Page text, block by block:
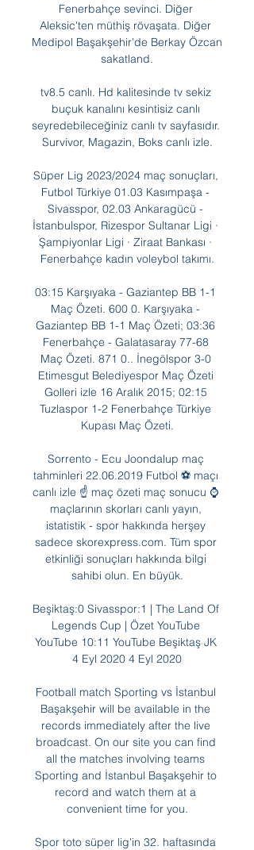
Fenerbahçe sevinci. Diğer
Aleksic'ten müthiş rövaşata. Diğer
Medipol Başakşehir'de Berkay Özcan
sakatland.
tv8.5 canlı. Hd kalitesinde tv sekiz
buçuk kanalını kesintisiz canlı
seyredebileceğiniz canlı tv sayfasıdır.
Survivor, Magazin, Boks canlı izle.
Süper Lig 2023/2024 maç sonuçları,
Futbol Türkiye 01.03 Kasımpaşa -
Sivasspor, 02.03 Ankaragücü -
İstanbulspor, Rizespor Sultanar Ligi ·
Şampiyonlar Ligi · Ziraat Bankası ·
Fenerbahçe kadın voleybol takımı.
03:15 Karşıyaka - Gaziantep BB 1-1
Maç Özeti. 600 0. Karşıyaka -
Gaziantep BB 1-1 Maç Özeti; 03:36
Fenerbahçe - Galatasaray 77-68
Maç Özeti. 871 0.. İnegölspor 3-0
Etimesgut Belediyespor Maç Özeti
Golleri izle 16 Aralık 2015; 02:15
Tuzlaspor 1-2 Fenerbahçe Türkiye
Kupası Maç Özeti.
Sorrento - Ecu Joondalup maç
tahminleri 22.06.2019 Futbol ⚽ maçı
canlı izle ☝ maç özeti maç sonucu ⌚
maçlarının skorları canlı yayın,
istatistik - spor hakkında herşey
sadece skorexpress.com. Tüm spor
etkinliği sonuçları hakkında bilgi
sahibi olun. En büyük.
Beşiktaş:0 Sivasspor:1 | The Land Of
Legends Cup | Özet YouTube
YouTube 10:11 YouTube Beşiktaş JK
4 Eyl 2020 4 Eyl 2020
Football match Sporting vs İstanbul
Başakşehir will be available in the
records immediately after the live
broadcast. On our site you can find
all the matches involving teams
Sporting and İstanbul Başakşehir to
record and watch them at a
convenient time for you.
Spor toto süper lig'in 32. haftasında